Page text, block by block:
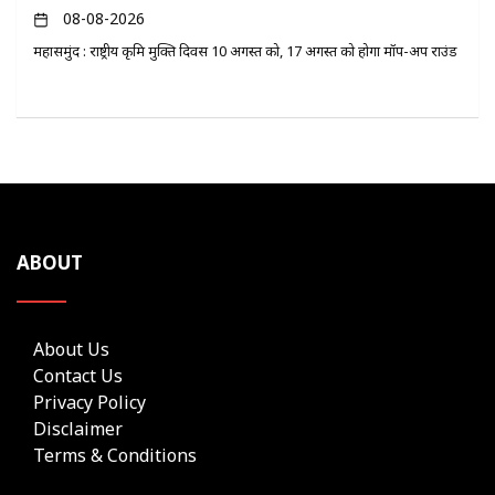
08-08-2026
महासमुंद : राष्ट्रीय कृमि मुक्ति दिवस 10 अगस्त को, 17 अगस्त को होगा मॉप-अप राउंड
ABOUT
About Us
Contact Us
Privacy Policy
Disclaimer
Terms & Conditions